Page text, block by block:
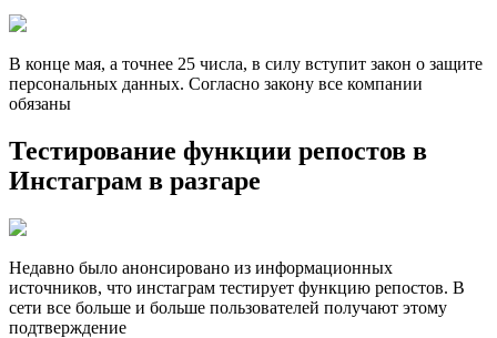
В конце мая, а точнее 25 числа, в силу вступит закон о защите
персональных данных. Согласно закону все компании
обязаны
Тестирование функции репостов в
Инстаграм в разгаре
Недавно было анонсировано из информационных
источников, что инстаграм тестирует функцию репостов. В
сети все больше и больше пользователей получают этому
подтверждение